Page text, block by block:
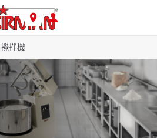
攪拌機